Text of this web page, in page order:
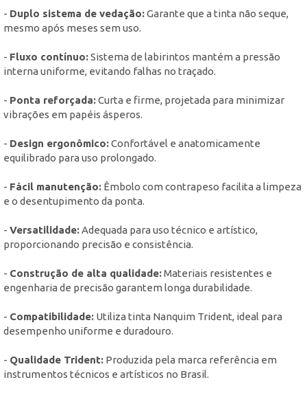
- Duplo sistema de vedação:Garante que a tinta não seque,
mesmo após meses sem uso.
- Fluxo contínuo:Sistema de labirintos mantém a pressão
interna uniforme, evitando falhas no traçado.
- Ponta reforçada:Curta e firme, projetada para minimizar
vibrações em papéis ásperos.
- Design ergonômico:Confortável e anatomicamente
equilibrado para uso prolongado.
- Fácil manutenção: Êmbolo com contrapeso facilita a limpeza
e o desentupimento da ponta.
- Versatilidade:Adequada para uso técnico e artístico,
proporcionando precisão e consistência.
- Construção de alta qualidade:Materiais resistentes e
engenharia de precisão garantem longa durabilidade.
- Compatibilidade: Utiliza tinta Nanquim Trident, ideal para
desempenho uniforme e duradouro.
- Qualidade Trident: Produzida pela marca referência em
instrumentos técnicos e artísticos no Brasil.